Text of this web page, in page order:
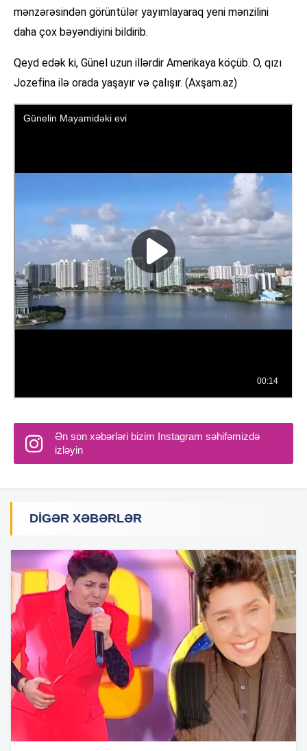
mənzərəsindən görüntülər yayımlayaraq yeni mənzilini
daha çox bəyəndiyini bildirib.
Qeyd edək ki, Günel uzun illərdir Amerikaya köçüb. O, qızı
Jozefina ilə orada yaşayır və çalışır. (Axşam.az)
Ən son xəbərləri bizim Instagram səhifəmizdə
izləyin
DIGƏR XƏBƏRLƏR